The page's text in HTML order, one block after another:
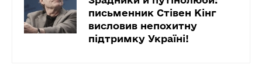
письменник Стівен Кінг
висловив непохитну
підтримку Україні!